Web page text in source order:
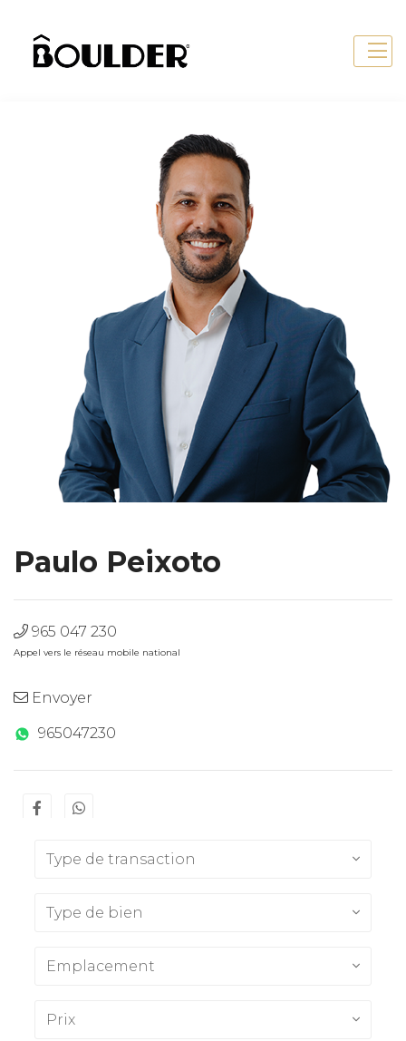
Paulo Peixoto
965 047 230
Appel vers le réseau mobile national
Envoyer
965047230
Type de transaction
Type de bien
Emplacement
Prix